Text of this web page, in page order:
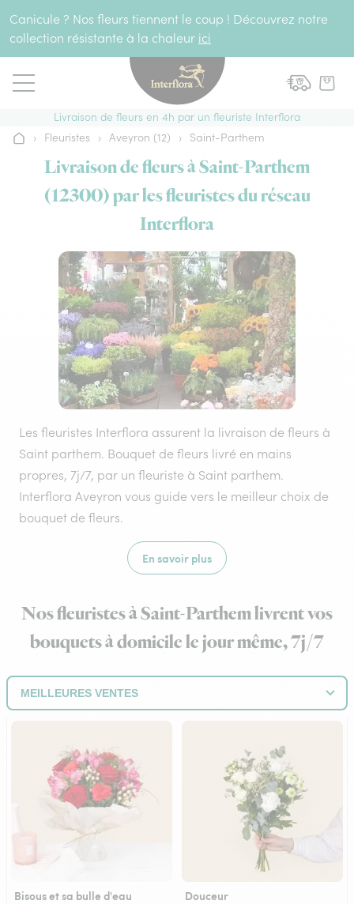
Canicule ? Nos fleurs tiennent le coup ! Découvrez notre
collection résistante à la chaleur ici
Livraison de fleurs en 4h par un fleuriste Interflora
Accueil
› Fleuristes › Aveyron (12) › Saint-Parthem
Livraison de fleurs à Saint-Parthem
(12300) par les fleuristes du réseau
Interflora
Les fleuristes Interflora assurent la livraison de fleurs à
Saint parthem. Bouquet de fleurs livré en mains
propres, 7j/7, par un fleuriste à Saint parthem.
Interflora Aveyron vous guide vers le meilleur choix de
bouquet de fleurs.
En savoir plus
Nos fleuristes à Saint-Parthem livrent vos
bouquets à domicile le jour même, 7j/7
Bisous et sa bulle d'eau Douceur